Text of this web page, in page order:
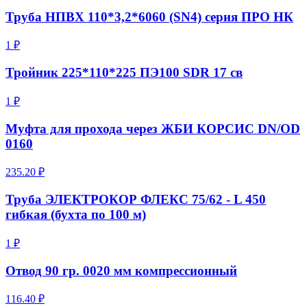
Труба НПВХ 110*3,2*6060 (SN4) серия ПРО НК
1 ₽
Тройник 225*110*225 ПЭ100 SDR 17 св
1 ₽
Муфта для прохода через ЖБИ КОРСИС DN/OD
0160
235.20 ₽
Труба ЭЛЕКТРОКОР ФЛЕКС 75/62 - L 450
гибкая (бухта по 100 м)
1 ₽
Отвод 90 гр. 0020 мм компрессионный
116.40 ₽